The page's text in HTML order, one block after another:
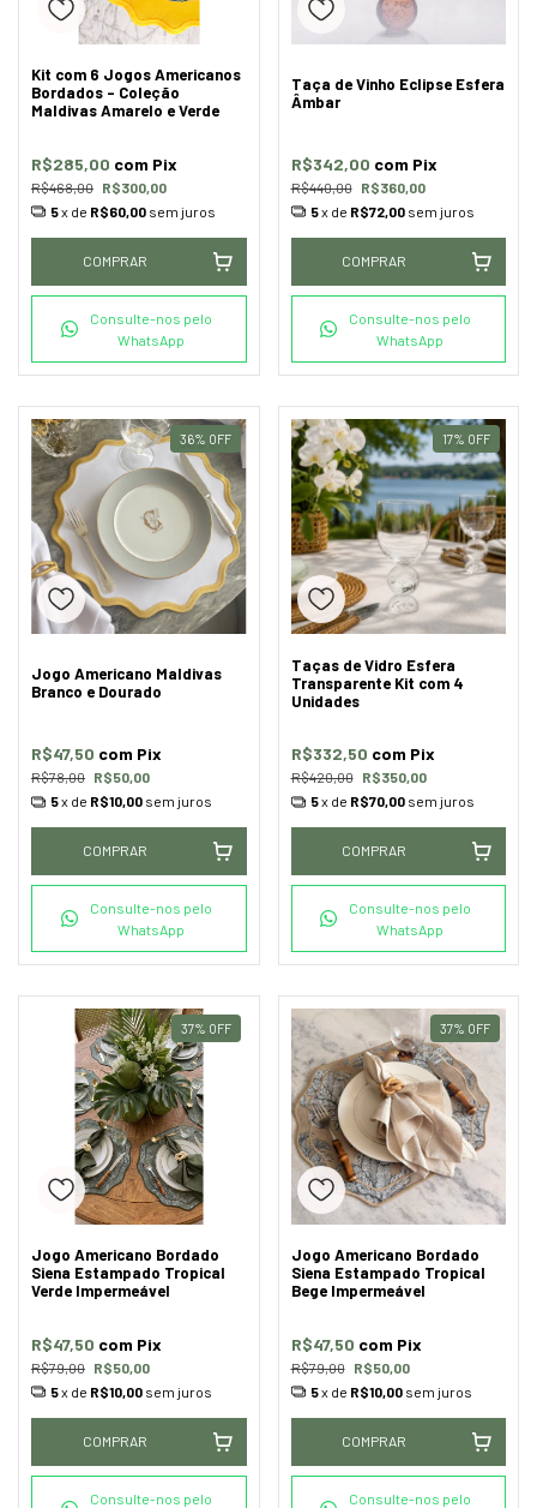
Kit com 6 Jogos Americanos
Bordados - Coleção
Maldivas Amarelo e Verde
R$468,00 R$300,00
R$285,00 com Pix
5x de R$60,00 sem juros
COMPRAR
Consulte-nos pelo
WhatsApp
Taça de Vinho Eclipse Esfera
Âmbar
R$440,00 R$360,00
R$342,00 com Pix
5x de R$72,00 sem juros
COMPRAR
Consulte-nos pelo
WhatsApp
36% OFF
Jogo Americano Maldivas
Branco e Dourado
R$78,00 R$50,00
R$47,50 com Pix
5x de R$10,00 sem juros
COMPRAR
Consulte-nos pelo
WhatsApp
17% OFF
Taças de Vidro Esfera
Transparente Kit com 4
Unidades
R$420,00 R$350,00
R$332,50 com Pix
5x de R$70,00 sem juros
COMPRAR
Consulte-nos pelo
WhatsApp
37% OFF
Jogo Americano Bordado
Siena Estampado Tropical
Verde Impermeável
R$79,00 R$50,00
R$47,50 com Pix
5x de R$10,00 sem juros
COMPRAR
Consulte-nos pelo
37% OFF
Jogo Americano Bordado
Siena Estampado Tropical
Bege Impermeável
R$79,00 R$50,00
R$47,50 com Pix
5x de R$10,00 sem juros
COMPRAR
Consulte-nos pelo